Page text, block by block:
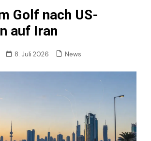
Golf nach US-
auf Iran
8. Juli 2026 News